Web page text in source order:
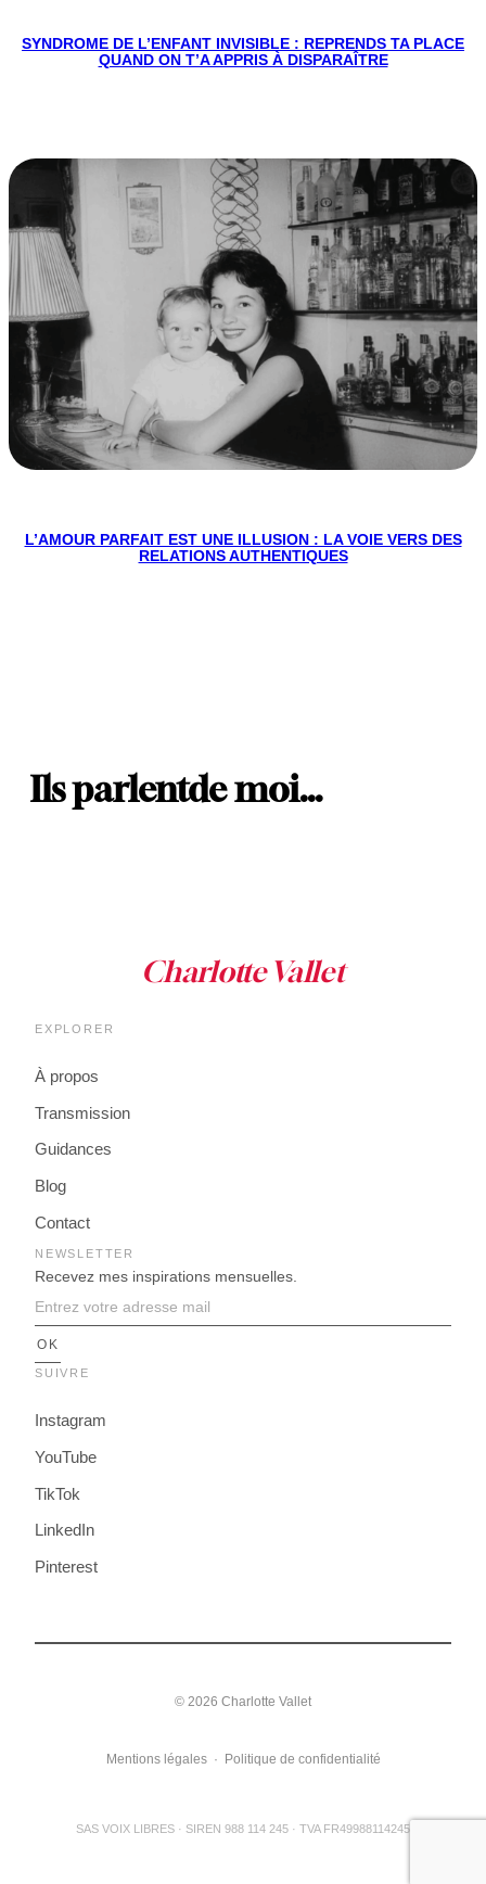
SYNDROME DE L’ENFANT INVISIBLE : REPRENDS TA PLACE
QUAND ON T’A APPRIS À DISPARAÎTRE
L’AMOUR PARFAIT EST UNE ILLUSION : LA VOIE VERS DES
RELATIONS AUTHENTIQUES
Ils parlentde moi…
EXPLORER
À propos
Transmission
Guidances
Blog
Contact
NEWSLETTER
Recevez mes inspirations mensuelles.
SUIVRE
Instagram
YouTube
TikTok
LinkedIn
Pinterest
© 2026 Charlotte Vallet
Mentions légales· Politique de confidentialité
SAS VOIX LIBRES · SIREN 988 114 245 · TVA FR49988114245